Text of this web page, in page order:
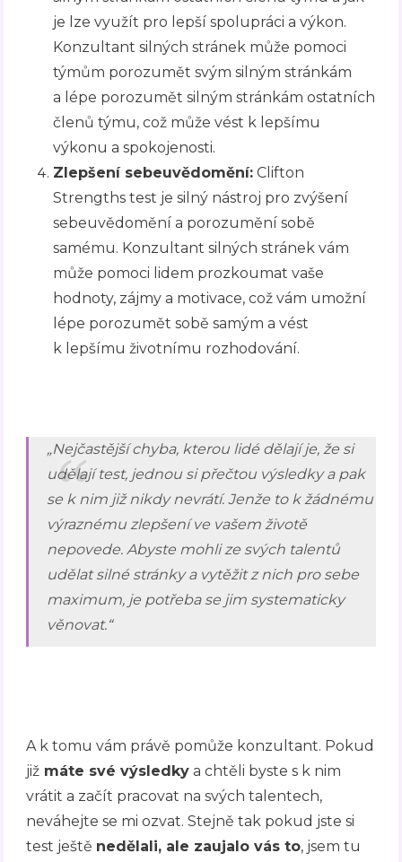
je lze využít pro lepší spolupráci a výkon.
Konzultant silných stránek může pomoci
týmům porozumět svým silným stránkám
a lépe porozumět silným stránkám ostatních
členů týmu, což může vést k lepšímu
výkonu a spokojenosti.
Zlepšení sebeuvědomění: Clifton
Strengths test je silný nástroj pro zvýšení
sebeuvědomění a porozumění sobě
samému. Konzultant silných stránek vám
může pomoci lidem prozkoumat vaše
hodnoty, zájmy a motivace, což vám umožní
lépe porozumět sobě samým a vést
k lepšímu životnímu rozhodování.
„Nejčastější chyba, kterou lidé dělají je, že si
udělají test, jednou si přečtou výsledky a pak
se k nim již nikdy nevrátí. Jenže to k žádnému
výraznému zlepšení ve vašem životě
nepovede. Abyste mohli ze svých talentů
udělat silné stránky a vytěžit z nich pro sebe
maximum, je potřeba se jim systematicky
věnovat.“
A k tomu vám právě pomůže konzultant. Pokud
již máte své výsledky a chtěli byste s k nim
vrátit a začít pracovat na svých talentech,
neváhejte se mi ozvat. Stejně tak pokud jste si
test ještě nedělali, ale zaujalo vás to, jsem tu